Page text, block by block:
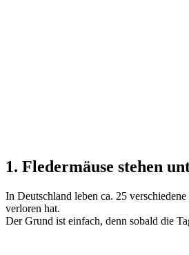
1. Fledermäuse stehen
In Deutschland leben ca. 25
verloren hat.
Der Grund ist einfach, denn sobald die